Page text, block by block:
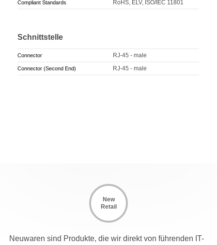
Compliant Standards RoHS, ELV, ISO/IEC 11801
Schnittstelle
Connector RJ-45 - male
Connector (Second End) RJ-45 - male
New
Retail
Neuwaren sind Produkte, die wir direkt von führenden IT-